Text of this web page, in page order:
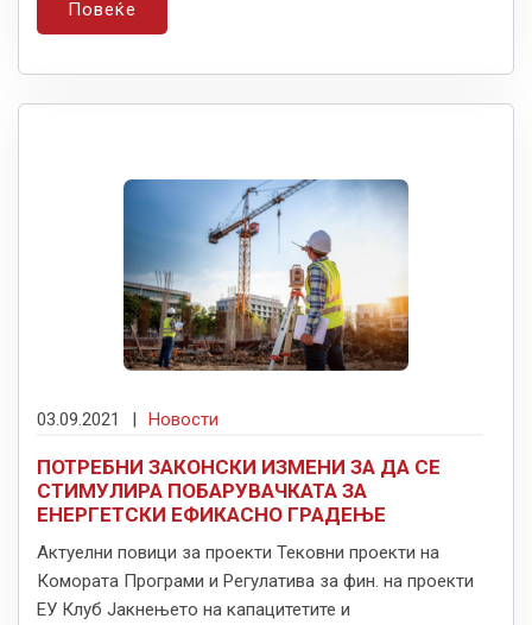
Повеќе
03.09.2021 | Новости
ПОТРЕБНИ ЗАКОНСКИ ИЗМЕНИ ЗА ДА СЕ
СТИМУЛИРА ПОБАРУВАЧКАТА ЗА
ЕНЕРГЕТСКИ ЕФИКАСНО ГРАДЕЊЕ
Актуелни повици за проекти Тековни проекти на
Комората Програми и Регулатива за фин. на проекти
ЕУ Клуб Јакнењето на капацитетите и